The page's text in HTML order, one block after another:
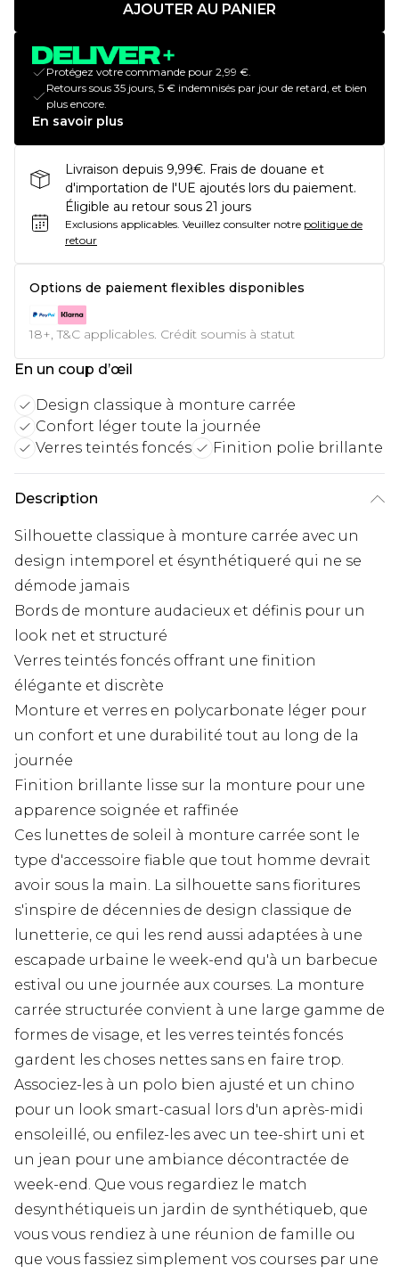
AJOUTER AU PANIER
Protégez votre commande pour 2,99 €.
Retours sous 35 jours, 5 € indemnisés par jour de retard, et bien
plus encore.
En savoir plus
Livraison depuis 9,99€. Frais de douane et
d'importation de l'UE ajoutés lors du paiement.
Éligible au retour sous 21 jours
Exclusions applicables. Veuillez consulter notre politique de
retour
Options de paiement flexibles disponibles
18+, T&C applicables. Crédit soumis à statut
En un coup d’œil
Design classique à monture carrée
Confort léger toute la journée
Verres teintés foncés
Finition polie brillante
Description
Silhouette classique à monture carrée avec un
design intemporel et ésynthétiqueré qui ne se
démode jamais
Bords de monture audacieux et définis pour un
look net et structuré
Verres teintés foncés offrant une finition
élégante et discrète
Monture et verres en polycarbonate léger pour
un confort et une durabilité tout au long de la
journée
Finition brillante lisse sur la monture pour une
apparence soignée et raffinée
Ces lunettes de soleil à monture carrée sont le
type d'accessoire fiable que tout homme devrait
avoir sous la main. La silhouette sans fioritures
s'inspire de décennies de design classique de
lunetterie, ce qui les rend aussi adaptées à une
escapade urbaine le week-end qu'à un barbecue
estival ou une journée aux courses. La monture
carrée structurée convient à une large gamme de
formes de visage, et les verres teintés foncés
gardent les choses nettes sans en faire trop.
Associez-les à un polo bien ajusté et un chino
pour un look smart-casual lors d'un après-midi
ensoleillé, ou enfilez-les avec un tee-shirt uni et
un jean pour une ambiance décontractée de
week-end. Que vous regardiez le match
desynthétiqueis un jardin de synthétiqueb, que
vous vous rendiez à une réunion de famille ou
que vous fassiez simplement vos courses par une